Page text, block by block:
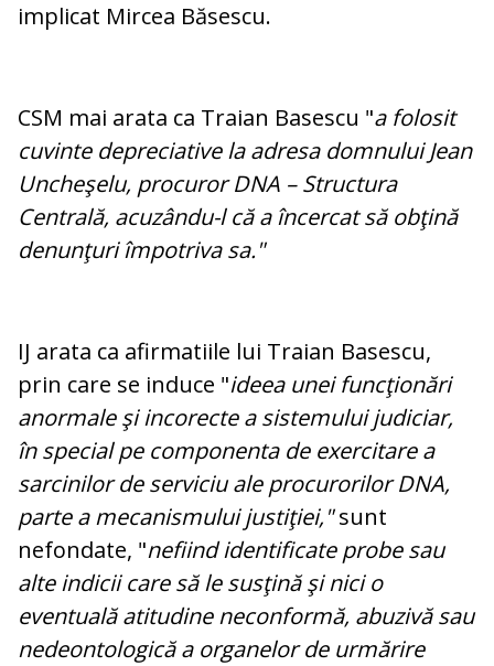
implicat Mircea Băsescu.
CSM mai arata ca Traian Basescu "a folosit
cuvinte depreciative la adresa domnului Jean
Uncheşelu, procuror DNA – Structura
Centrală, acuzându-l că a încercat să obţină
denunţuri împotriva sa."
IJ arata ca afirmatiile lui Traian Basescu,
prin care se induce "ideea unei funcţionări
anormale şi incorecte a sistemului judiciar,
în special pe componenta de exercitare a
sarcinilor de serviciu ale procurorilor DNA,
parte a mecanismului justiţiei,"sunt
nefondate, "nefiind identificate probe sau
alte indicii care să le susţină şi nici o
eventuală atitudine neconformă, abuzivă sau
nedeontologică a organelor de urmărire